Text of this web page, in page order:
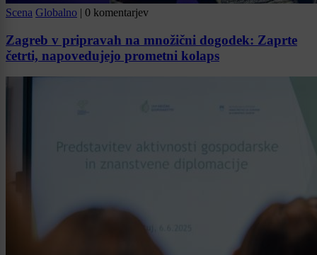
Scena Globalno | 0 komentarjev
Zagreb v pripravah na množični dogodek: Zaprte
četrti, napovedujejo prometni kolaps